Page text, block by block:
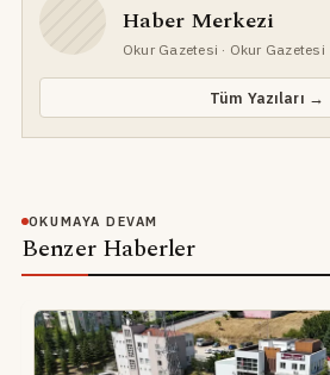
Haber Merkezi
Okur Gazetesi · Okur Gazetesi
Tüm Yazıları →
OKUMAYA DEVAM
Benzer Haberler